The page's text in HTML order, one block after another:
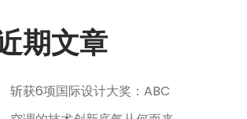
期文章
斩获6项国际设计大奖：ABC